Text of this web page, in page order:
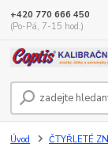
+420 770 666 450
(Po-Pá, 7-15 hod.)
Úvod ČTYŘLETÉ